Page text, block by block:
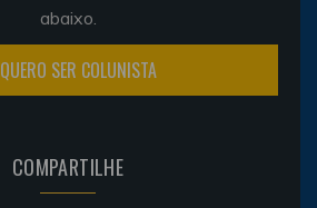
abaixo.
SER COLUNISTA
COMPARTILHE